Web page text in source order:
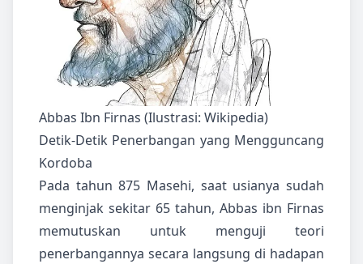
Abbas Ibn Firnas (Ilustrasi: Wikipedia)
Detik-Detik Penerbangan yang Mengguncang
Kordoba
Pada tahun 875 Masehi, saat usianya sudah
menginjak sekitar 65 tahun, Abbas ibn Firnas
memutuskan untuk menguji teori
penerbangannya secara langsung di hadapan